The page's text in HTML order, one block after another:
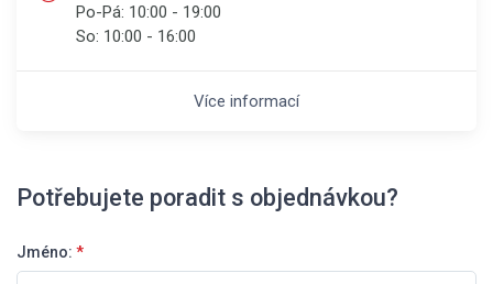
Po-Pá: 10:00 - 19:00
So: 10:00 - 16:00
Více informací
Potřebujete poradit s objednávkou?
Jméno: *